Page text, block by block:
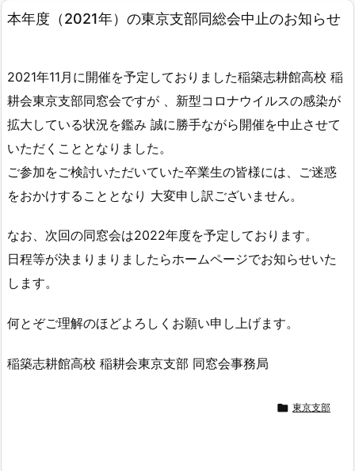

次へ
本年度（2021年）の東京支部同総会中止のお知らせ
2021年11月に開催を予定しておりました稲築志耕館高校 稲
耕会東京支部同窓会ですが 、新型コロナウイルスの感染が
拡大している状況を鑑み 誠に勝手ながら開催を中止させて
いただくこととなりました。
ご参加をご検討いただいていた卒業生の皆様には、ご迷惑
をおかけすることとなり 大変申し訳ございません。
なお、次回の同窓会は2022年度を予定しております。
日程等が決まりまりましたらホームページでお知らせいた
します。
何とぞご理解のほどよろしくお願い申し上げます。
稲築志耕館高校 稲耕会東京支部 同窓会事務局
 東京支部